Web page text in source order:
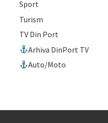
Sport
Turism
TV Din Port
Arhiva DinPort TV
Auto/Moto